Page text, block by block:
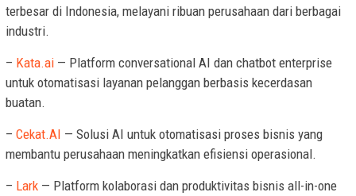
terbesar di Indonesia, melayani ribuan perusahaan dari berbagai
industri.
– Kata.ai — Platform conversational AI dan chatbot enterprise
untuk otomatisasi layanan pelanggan berbasis kecerdasan
buatan.
– Cekat.AI — Solusi AI untuk otomatisasi proses bisnis yang
membantu perusahaan meningkatkan efisiensi operasional.
– Lark — Platform kolaborasi dan produktivitas bisnis all-in-one